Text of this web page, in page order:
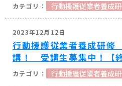
行動援護従業者養成
2023年12月12日
行動援護従業者養成研
講！ 受講生募集中！【終
行動援護従業者養成